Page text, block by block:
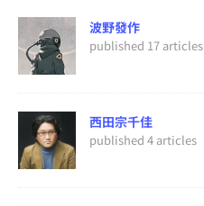
波野發作
published 17 articles
西田宗千佳
published 4 articles